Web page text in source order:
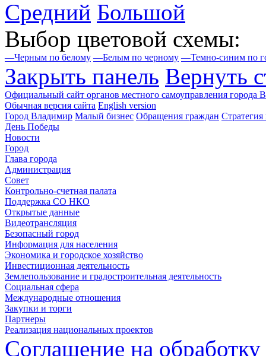
Средний Большой
Выбор цветовой схемы:
—Черным по белому —Белым по черному —Темно-синим по
Закрыть панель Вернуть
Официальный сайт органов местного самоуправления города
Обычная версия сайта English version
Город Владимир Малый бизнес Обращения граждан Стратегия
День Победы
Новости
Город
Глава города
Администрация
Совет
Контрольно-счетная палата
Поддержка СО НКО
Открытые данные
Видеотрансляция
Безопасный город
Информация для населения
Экономика и городское хозяйство
Инвестиционная деятельность
Землепользование и градостроительная деятельность
Социальная сфера
Международные отношения
Закупки и торги
Партнеры
Реализация национальных проектов
Соглашение на